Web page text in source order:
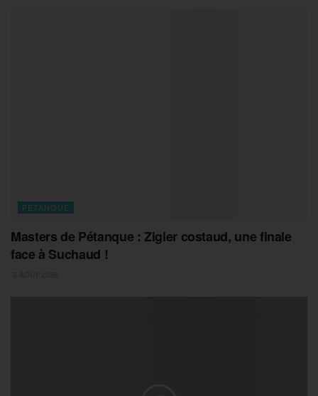
PETANQUE
Masters de Pétanque : Zigler costaud, une finale
face à Suchaud !